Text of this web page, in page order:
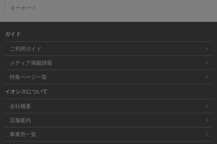
キーボード
ガイド
ご利用ガイド
メディア掲載情報
特集ページ一覧
イオシスについて
会社概要
店舗案内
事業所一覧